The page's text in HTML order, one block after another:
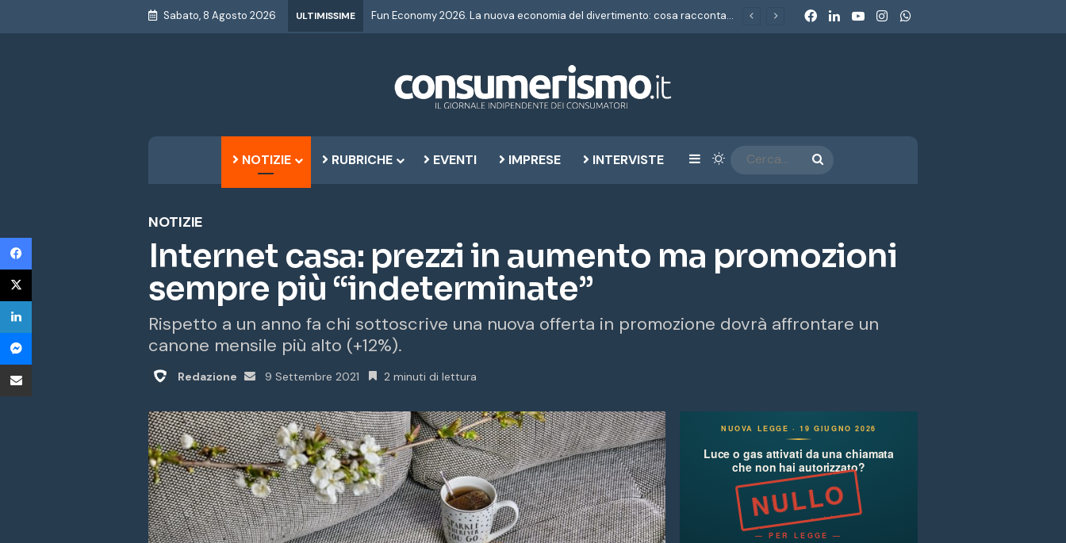
Sabato, 8 Agosto 2026 ULTIMISSIME Dolomiti SuperSki: l’Antitrust chiude con impegni da 50 milioni. Consumerismo: «Un metodo nuovo per un consumerismo che non si accontenta più dei comunicati» FacebookLinkedInYou TubeInstagram
NOTIZIE RUBRICHE EVENTI IMPRESE INTERVISTE Barra laterale
Cambia aspetto CERCA...
NOTIZIE
Internet casa: prezzi in aumento ma promozioni
sempre più “indeterminate”
Rispetto a un anno fa chi sottoscrive una nuova offerta in promozione dovrà affrontare un
canone mensile più alto (+12%).
Redazione
Invia
9 Settembre 2021 2 minuti di lettura